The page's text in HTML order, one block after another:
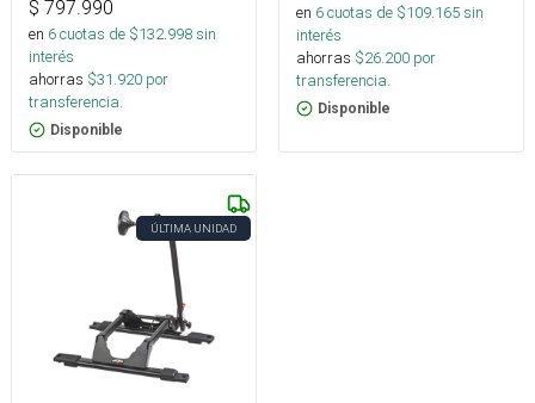
$ 797.990
en 6cuotas de $132.998sin
interés
ahorras $31.920 por
transferencia.
Disponible
en 6cuotas de $109.165sin
interés
ahorras $26.200 por
transferencia.
Disponible
ÚLTIMA UNIDAD